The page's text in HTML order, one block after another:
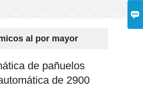

al por mayor
de pañuelos
de 2900